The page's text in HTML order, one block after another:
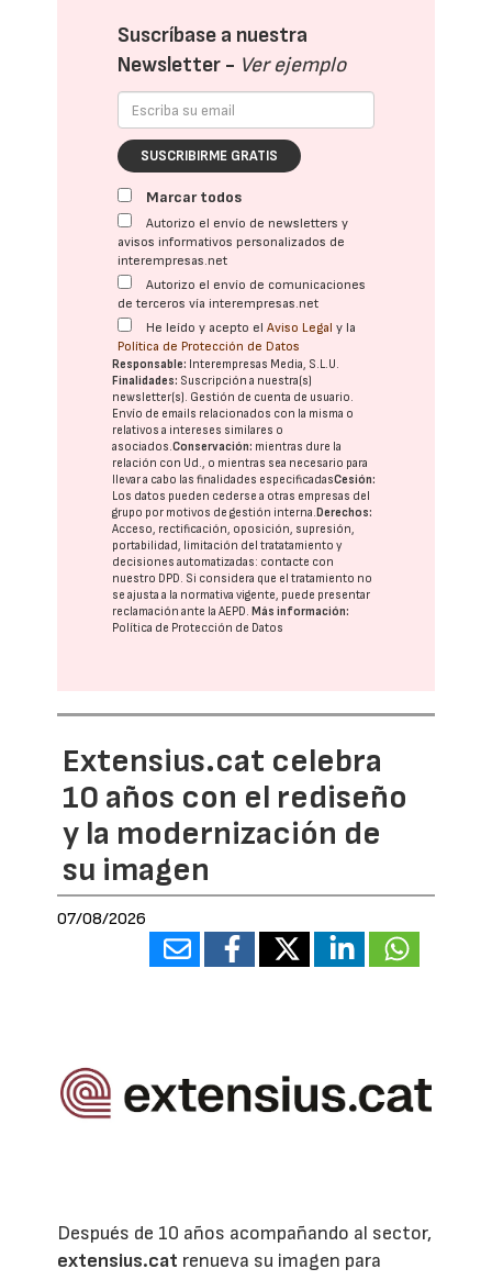
Suscríbase a nuestra
Newsletter - Ver ejemplo
SUSCRIBIRME GRATIS
Marcar todos
Autorizo el envío de newsletters y
avisos informativos personalizados de
interempresas.net
Autorizo el envío de comunicaciones
de terceros vía interempresas.net
He leído y acepto elAviso Legal y la
Política de Protección de Datos
Responsable: Interempresas Media, S.L.U.
Finalidades: Suscripción a nuestra(s)
newsletter(s). Gestión de cuenta de usuario.
Envío de emails relacionados con la misma o
relativos a intereses similares o
asociados.Conservación: mientras dure la
relación con Ud., o mientras sea necesario para
llevar a cabo las finalidades especificadasCesión:
Los datos pueden cederse a otras empresas del
grupo por motivos de gestión interna.Derechos:
Acceso, rectificación, oposición, supresión,
portabilidad, limitación del tratatamiento y
decisiones automatizadas: contacte con
nuestro DPD. Si considera que el tratamiento no
se ajusta a la normativa vigente, puede presentar
reclamación ante laAEPD.Más información:
Política de Protección de Datos
Extensius.cat celebra
10 años con el rediseño
y la modernización de
su imagen
07/08/2026
Después de 10 años acompañando al sector,
extensius.cat renueva su imagen para